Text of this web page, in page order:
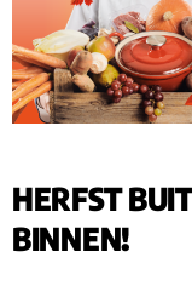
HERFST
BINNEN!